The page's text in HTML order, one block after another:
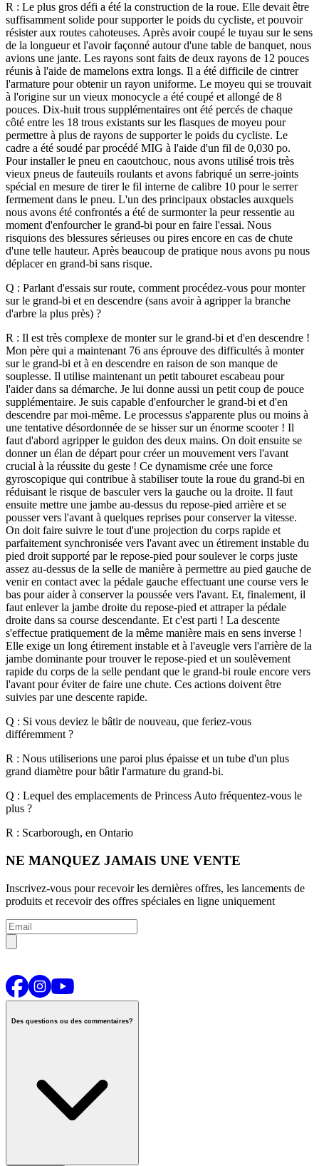
R : Le plus gros défi a été la construction de la roue. Elle devait être
suffisamment solide pour supporter le poids du cycliste, et pouvoir
résister aux routes cahoteuses. Après avoir coupé le tuyau sur le sens
de la longueur et l'avoir façonné autour d'une table de banquet, nous
avions une jante. Les rayons sont faits de deux rayons de 12 pouces
réunis à l'aide de mamelons extra longs. Il a été difficile de cintrer
l'armature pour obtenir un rayon uniforme. Le moyeu qui se trouvait
à l'origine sur un vieux monocycle a été coupé et allongé de 8
pouces. Dix-huit trous supplémentaires ont été percés de chaque
côté entre les 18 trous existants sur les flasques de moyeu pour
permettre à plus de rayons de supporter le poids du cycliste. Le
cadre a été soudé par procédé MIG à l'aide d'un fil de 0,030 po.
Pour installer le pneu en caoutchouc, nous avons utilisé trois très
vieux pneus de fauteuils roulants et avons fabriqué un serre-joints
spécial en mesure de tirer le fil interne de calibre 10 pour le serrer
fermement dans le pneu. L'un des principaux obstacles auxquels
nous avons été confrontés a été de surmonter la peur ressentie au
moment d'enfourcher le grand-bi pour en faire l'essai. Nous
risquions des blessures sérieuses ou pires encore en cas de chute
d'une telle hauteur. Après beaucoup de pratique nous avons pu nous
déplacer en grand-bi sans risque.
Q : Parlant d'essais sur route, comment procédez-vous pour monter
sur le grand-bi et en descendre (sans avoir à agripper la branche
d'arbre la plus près) ?
R : Il est très complexe de monter sur le grand-bi et d'en descendre !
Mon père qui a maintenant 76 ans éprouve des difficultés à monter
sur le grand-bi et à en descendre en raison de son manque de
souplesse. Il utilise maintenant un petit tabouret escabeau pour
l'aider dans sa démarche. Je lui donne aussi un petit coup de pouce
supplémentaire. Je suis capable d'enfourcher le grand-bi et d'en
descendre par moi-même. Le processus s'apparente plus ou moins à
une tentative désordonnée de se hisser sur un énorme scooter ! Il
faut d'abord agripper le guidon des deux mains. On doit ensuite se
donner un élan de départ pour créer un mouvement vers l'avant
crucial à la réussite du geste ! Ce dynamisme crée une force
gyroscopique qui contribue à stabiliser toute la roue du grand-bi en
réduisant le risque de basculer vers la gauche ou la droite. Il faut
ensuite mettre une jambe au-dessus du repose-pied arrière et se
pousser vers l'avant à quelques reprises pour conserver la vitesse.
On doit faire suivre le tout d'une projection du corps rapide et
parfaitement synchronisée vers l'avant avec un étirement instable du
pied droit supporté par le repose-pied pour soulever le corps juste
assez au-dessus de la selle de manière à permettre au pied gauche de
venir en contact avec la pédale gauche effectuant une course vers le
bas pour aider à conserver la poussée vers l'avant. Et, finalement, il
faut enlever la jambe droite du repose-pied et attraper la pédale
droite dans sa course descendante. Et c'est parti ! La descente
s'effectue pratiquement de la même manière mais en sens inverse !
Elle exige un long étirement instable et à l'aveugle vers l'arrière de la
jambe dominante pour trouver le repose-pied et un soulèvement
rapide du corps de la selle pendant que le grand-bi roule encore vers
l'avant pour éviter de faire une chute. Ces actions doivent être
suivies par une descente rapide.
Q : Si vous deviez le bâtir de nouveau, que feriez-vous
différemment ?
R : Nous utiliserions une paroi plus épaisse et un tube d'un plus
grand diamètre pour bâtir l'armature du grand-bi.
Q : Lequel des emplacements de Princess Auto fréquentez-vous le
plus ?
R : Scarborough, en Ontario
NE MANQUEZ JAMAIS UNE VENTE
Inscrivez-vous pour recevoir les dernières offres, les lancements de
produits et recevoir des offres spéciales en ligne uniquement
Des questions ou des commentaires?